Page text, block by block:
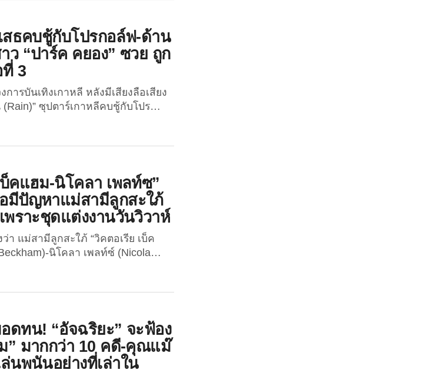
เร็ว…...
สธคบชู้กับโปรกอล์ฟ-ด้าน
ว “ปาร์ค คยอง” ซวย ถูก
ที่ 3
การบันเทิงเกาหลี หลังมีเสียงลือเสียง
(Rain)” ซุปตาร์เกาหลีคบชู้กับโปร
ใต้ชื่อดัง “Allkpop” รายงานว่า เมื่อ
ามีข่าวลือดาราเกาหลีใต้ชื่อดังคน
ตยสาร “Woman Sense” ระบุว่า
นที่รู้จักกันเป็นอย่างดี มีความสามารถ
เต้น, การแสดง และอีกมากมาย...
คแฮม-นิโคลา เพลท์ซ”
มีปัญหาแม่สามีลูกสะใภ้
พราะชุดแต่งงานวันวิวาห์
า แม่สามีลูกสะใภ้ “วิคตอเรีย เบ็ค
นิโคลา เพลท์ซ์ (Nicola
อกมาสยบข่าวลือดังกล่าว พร้อมชี้แจง
านอีเวนต์ของนิตยสารดัง “Variety”
ข่าวบันเทิงชื่อดังของอังกฤษ “Page
ซิบสุดร้อนแรงแห่งวงการฮอลลีวูด...
ดทน! “อัจฉริยะ” จะฟ้อง
” มากกว่า 10 คดี-คุณแม๊
ล่นพนันอย่างที่เล่าใน